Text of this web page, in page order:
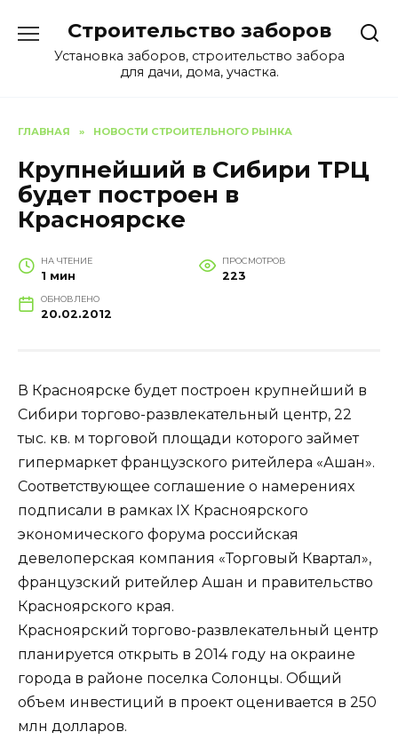
содержанию
Строительство заборов
Установка заборов, строительство забора
для дачи, дома, участка.
ГЛАВНАЯ » НОВОСТИ СТРОИТЕЛЬНОГО РЫНКА
Крупнейший в Сибири ТРЦ
будет построен в
Красноярске
НА ЧТЕНИЕ
1 мин
ПРОСМОТРОВ
223
ОБНОВЛЕНО
20.02.2012
В Красноярске будет построен крупнейший в
Сибири торгово-развлекательный центр, 22
тыс. кв. м торговой площади которого займет
гипермаркет французского ритейлера «Ашан».
Соответствующее соглашение о намерениях
подписали в рамках IX Красноярского
экономического форума российская
девелоперская компания «Торговый Квартал»,
французский ритейлер Ашан и правительство
Красноярского края.
Красноярский торгово-развлекательный центр
планируется открыть в 2014 году на окраине
города в районе поселка Солонцы. Общий
объем инвестиций в проект оценивается в 250
млн долларов.